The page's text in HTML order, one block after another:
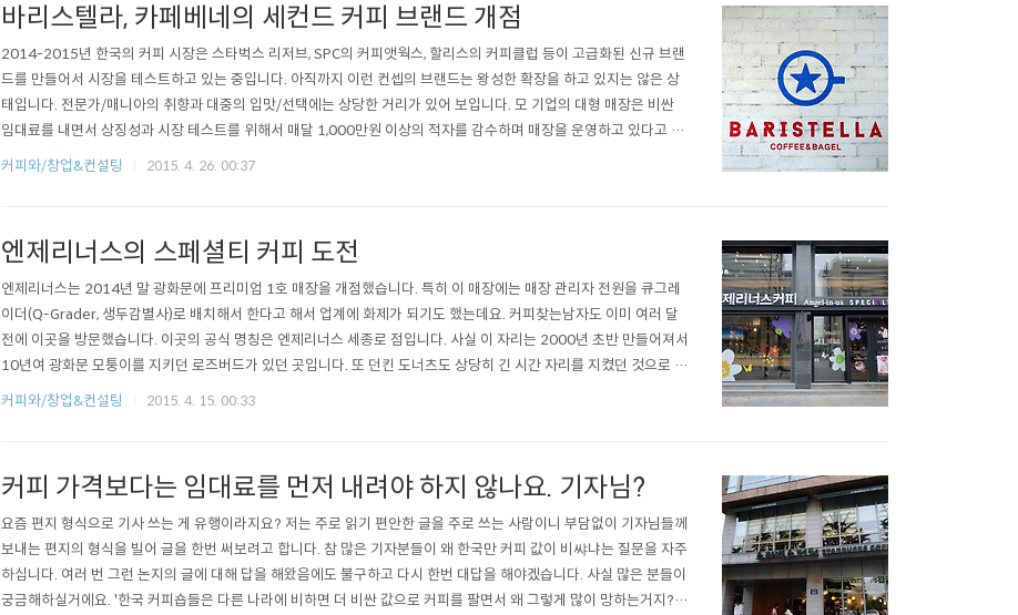
바리스텔라, 카페베네의 세컨드 커피 브랜드 개점
2014-2015년 한국의 커피 시장은 스타벅스 리저브, SPC의 커피앳웍스, 할리스의 커피클럽 등이 고급화된 신규 브랜
드를 만들어서 시장을 테스트하고 있는 중입니다. 아직까지 이런 컨셉의 브랜드는 왕성한 확장을 하고 있지는 않은 상
태입니다. 전문가/매니아의 취향과 대중의 입맛/선택에는 상당한 거리가 있어 보입니다. 모 기업의 대형 매장은 비싼
임대료를 내면서 상징성과 시장 테스트를 위해서 매달 1,000만원 이상의 적자를 감수하며 매장을 운영하고 있다고 알
려지기도 합니다. 이런 상황 속에 '백다방'과 같은 저가형 신규 브랜드가 시장에 나타나기도 했습니다. 백다방은 외식업
커피와/창업&컨설팅 2015. 4. 26. 00:37
엔제리너스의 스페셜티 커피 도전
엔제리너스는 2014년 말 광화문에 프리미엄 1호 매장을 개점했습니다. 특히 이 매장에는 매장 관리자 전원을 큐그레
이더(Q-Grader, 생두감별사)로 배치해서 한다고 해서 업계에 화제가 되기도 했는데요. 커피찾는남자도 이미 여러 달
전에 이곳을 방문했습니다. 이곳의 공식 명칭은 엔제리너스 세종로 점입니다. 사실 이 자리는 2000년 초반 만들어져서
10년여 광화문 모퉁이를 지키던 로즈버드가 있던 곳입니다. 또 던킨 도너츠도 상당히 긴 시간 자리를 지켰던 것으로 기
억나네요. 바로 옆에는 스타벅스 광화문점이 있죠. 솔직히 말해(저의 독자분들은 이런 걸 좋아하시니!) 엔제리너스는
커피와/창업&컨설팅 2015. 4. 15. 00:33
커피 가격보다는 임대료를 먼저 내려야 하지 않나요. 기자님?
요즘 편지 형식으로 기사 쓰는 게 유행이라지요? 저는 주로 읽기 편안한 글을 주로 쓰는 사람이니 부담없이 기자님들께
보내는 편지의 형식을 빌어 글을 한번 써보려고 합니다. 참 많은 기자분들이 왜 한국만 커피 값이 비쌰냐는 질문을 자주
하십니다. 여러 번 그런 논지의 글에 대해 답을 해왔음에도 불구하고 다시 한번 대답을 해야겠습니다. 사실 많은 분들이
궁금해하실거에요. '한국 커피숍들은 다른 나라에 비하면 더 비싼 값으로 커피를 팔면서 왜 그렇게 많이 망하는거지?’